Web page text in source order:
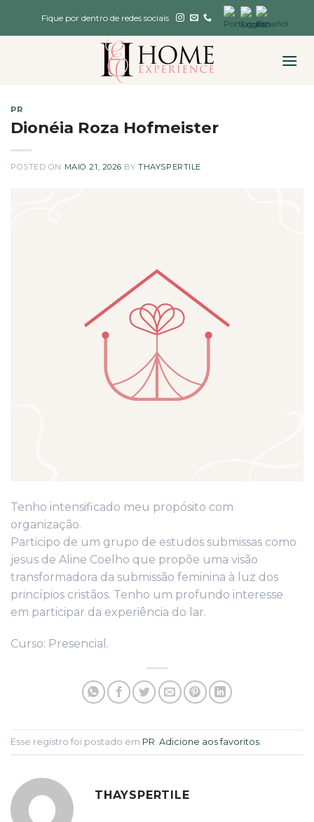
Fique por dentro de redes sociais
PR
Dionéia Roza Hofmeister
POSTED ON MAIO 21, 2026 BYTHAYSPERTILE
Tenho intensificado meu propósito com
organização.
Participo de um grupo de estudos submissas como
jesus de Aline Coelho que propõe uma visão
transformadora da submissão feminina à luz dos
princípios cristãos. Tenho um profundo interesse
em participar da experiência do lar.
Curso: Presencial.
Esse registro foi postado em PR Adicione aos favoritos
THAYSPERTILE